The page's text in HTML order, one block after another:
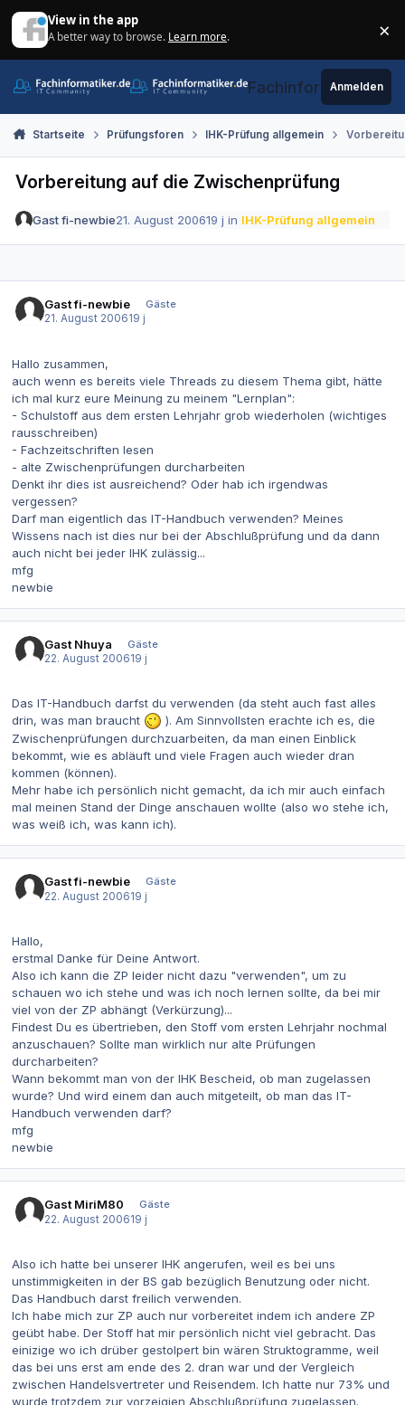
View in the app
A better way to browse. Learn more. ×
Fachinformatiker.de
Anmelden
Startseite Prüfungsforen IHK-Prüfung allgemein
Vorbereitung auf die Zwischenprüfung
Gast fi-newbie21. August 200619 j in IHK-Prüfung allgemein
Gast fi-newbie
Gäste
21. August 200619 j
Hallo zusammen,
auch wenn es bereits viele Threads zu diesem Thema gibt, hätte
ich mal kurz eure Meinung zu meinem "Lernplan":
- Schulstoff aus dem ersten Lehrjahr grob wiederholen (wichtiges
rausschreiben)
- Fachzeitschriften lesen
- alte Zwischenprüfungen durcharbeiten
Denkt ihr dies ist ausreichend? Oder hab ich irgendwas
vergessen?
Darf man eigentlich das IT-Handbuch verwenden? Meines
Wissens nach ist dies nur bei der Abschlußprüfung und da dann
auch nicht bei jeder IHK zulässig...
mfg
newbie
Gast Nhuya
Gäste
22. August 200619 j
Das IT-Handbuch darfst du verwenden (da steht auch fast alles
drin, was man braucht
). Am Sinnvollsten erachte ich es, die
Zwischenprüfungen durchzuarbeiten, da man einen Einblick
bekommt, wie es abläuft und viele Fragen auch wieder dran
kommen (können).
Mehr habe ich persönlich nicht gemacht, da ich mir auch einfach
mal meinen Stand der Dinge anschauen wollte (also wo stehe ich,
was weiß ich, was kann ich).
Gast fi-newbie
Gäste
22. August 200619 j
Hallo,
erstmal Danke für Deine Antwort.
Also ich kann die ZP leider nicht dazu "verwenden", um zu
schauen wo ich stehe und was ich noch lernen sollte, da bei mir
viel von der ZP abhängt (Verkürzung)...
Findest Du es übertrieben, den Stoff vom ersten Lehrjahr nochmal
anzuschauen? Sollte man wirklich nur alte Prüfungen
durcharbeiten?
Wann bekommt man von der IHK Bescheid, ob man zugelassen
wurde? Und wird einem dan auch mitgeteilt, ob man das IT-
Handbuch verwenden darf?
mfg
newbie
Gast MiriM80
Gäste
22. August 200619 j
Also ich hatte bei unserer IHK angerufen, weil es bei uns
unstimmigkeiten in der BS gab bezüglich Benutzung oder nicht.
Das Handbuch darst freilich verwenden.
Ich habe mich zur ZP auch nur vorbereitet indem ich andere ZP
geübt habe. Der Stoff hat mir persönlich nicht viel gebracht. Das
einizige wo ich drüber gestolpert bin wären Struktogramme, weil
das bei uns erst am ende des 2. dran war und der Vergleich
zwischen Handelsvertreter und Reisendem. Ich hatte nur 73% und
wurde trotzdem zur vorzeigien Abschlußprüfung zugelassen.